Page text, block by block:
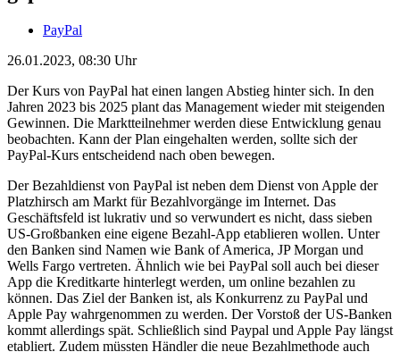
PayPal
26.01.2023, 08:30 Uhr
Der Kurs von PayPal hat einen langen Abstieg hinter sich. In den
Jahren 2023 bis 2025 plant das Management wieder mit steigenden
Gewinnen. Die Marktteilnehmer werden diese Entwicklung genau
beobachten. Kann der Plan eingehalten werden, sollte sich der
PayPal-Kurs entscheidend nach oben bewegen.
Der Bezahldienst von PayPal ist neben dem Dienst von Apple der
Platzhirsch am Markt für Bezahlvorgänge im Internet. Das
Geschäftsfeld ist lukrativ und so verwundert es nicht, dass sieben
US-Großbanken eine eigene Bezahl-App etablieren wollen. Unter
den Banken sind Namen wie Bank of America, JP Morgan und
Wells Fargo vertreten. Ähnlich wie bei PayPal soll auch bei dieser
App die Kreditkarte hinterlegt werden, um online bezahlen zu
können. Das Ziel der Banken ist, als Konkurrenz zu PayPal und
Apple Pay wahrgenommen zu werden. Der Vorstoß der US-Banken
kommt allerdings spät. Schließlich sind Paypal und Apple Pay längst
etabliert. Zudem müssten Händler die neue Bezahlmethode auch